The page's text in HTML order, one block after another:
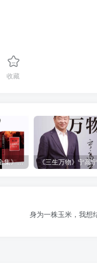
收藏
《周梅森作品全集》[共30册]
身为一株玉米，我想